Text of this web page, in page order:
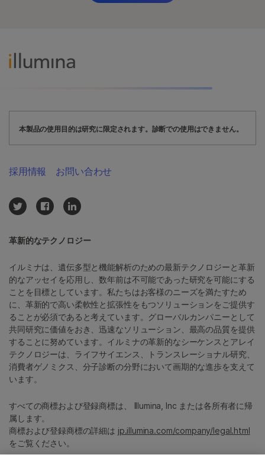
本製品の使用目的は研究に限定されます。診断での使用はできません。
革新的なテクノロジー
イルミナは、遺伝多型と機能解析のための最新テクノロジーと革新
的なアッセイを応用し、数年前は不可能であった研究を可能にする
ことを目標としています。私たちはお客様のニーズを満たすため
に、革新的で高い柔軟性と拡張性をもつソリューションをご提供す
ることが必須であると考えています。グローバルカンパニーとして
共同研究に価値をおき、迅速なソリューション、最高の品質を提供
することに努めています。イルミナの革新的なシーケンスとアレイ
テクノロジーは、ライフサイエンス、トランスレーショナル研究、
消費者ゲノミクス、分子診断の分野において画期的な進歩を支えて
います。
すべての商標および登録商標は、 Illumina, Inc または各所有者に帰
属します。
商標および登録商標の詳細は jp.illumina.com/company/legal.html
をご覧ください。
採用情報 お問い合わせ